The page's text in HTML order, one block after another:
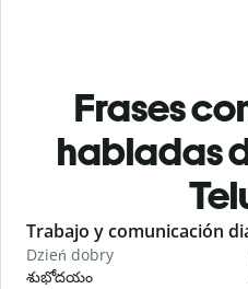
Frases
habladas
Slide 1 of 6
Trabajo y comunicación
Dzień dobry
శుభోదయం